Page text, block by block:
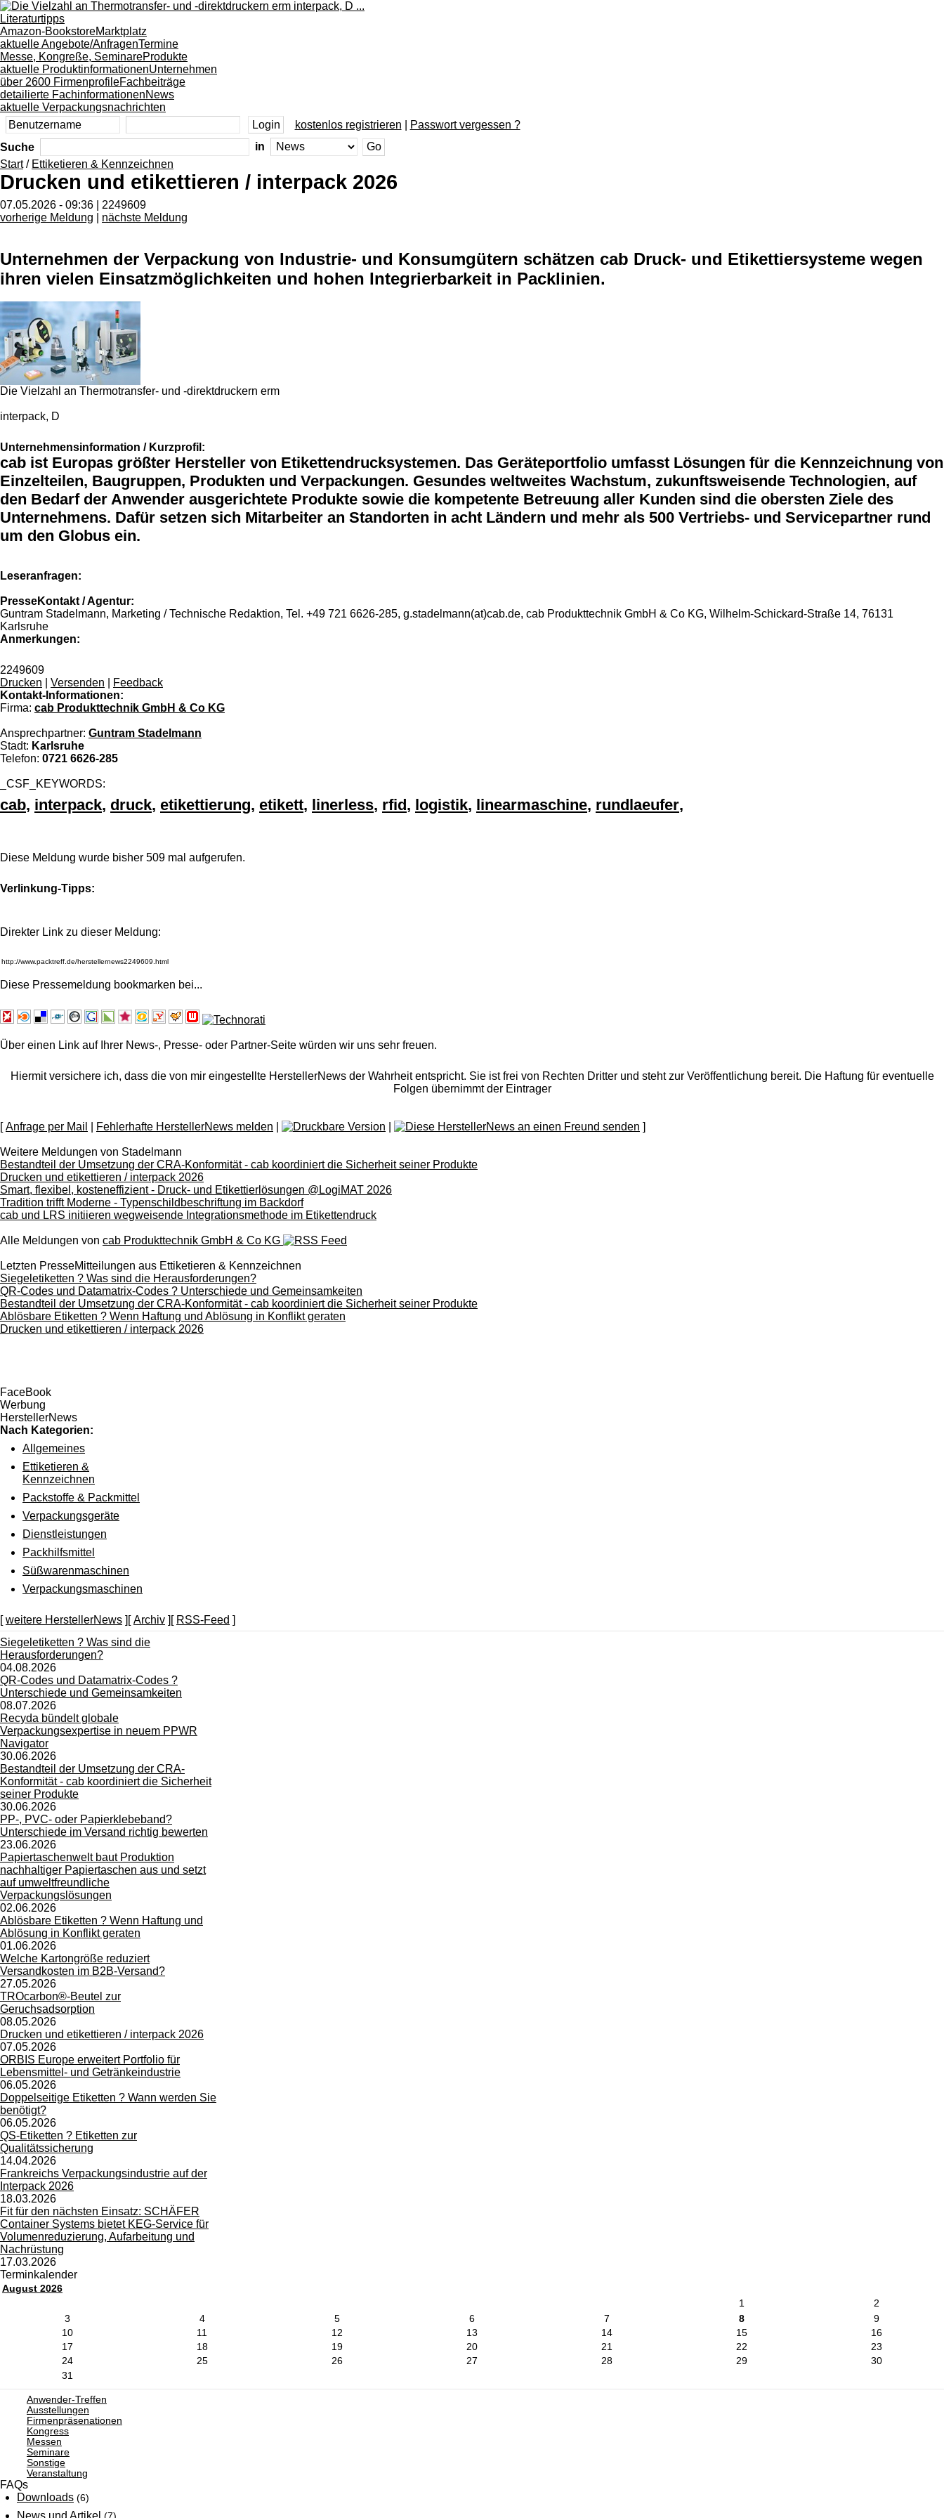
Literaturtipps
Amazon-BookstoreMarktplatz
aktuelle Angebote/AnfragenTermine
Messe, Kongreße, SeminareProdukte
aktuelle ProduktinformationenUnternehmen
über 2600 FirmenprofileFachbeiträge
detailierte FachinformationenNews
aktuelle Verpackungsnachrichten
kostenlos registrieren
Passwort vergessen ?
Suche
in
Start/ Ettiketieren & Kennzeichnen
Drucken und etikettieren / interpack 2026
07.05.2026 - 09:36 | 2249609
vorherige Meldung
nächste Meldung
Unternehmen der Verpackung von Industrie- und Konsumgütern schätzen cab Druck- und Etikettiersysteme wegen
ihren vielen Einsatzmöglichkeiten und hohen Integrierbarkeit in Packlinien.
Die Vielzahl an Thermotransfer- und -direktdruckern erm
interpack, D
Unternehmensinformation / Kurzprofil:
cab ist Europas größter Hersteller von Etikettendrucksystemen. Das Geräteportfolio umfasst Lösungen für die Kennzeichnung von
Einzelteilen, Baugruppen, Produkten und Verpackungen. Gesundes weltweites Wachstum, zukunftsweisende Technologien, auf
den Bedarf der Anwender ausgerichtete Produkte sowie die kompetente Betreuung aller Kunden sind die obersten Ziele des
Unternehmens. Dafür setzen sich Mitarbeiter an Standorten in acht Ländern und mehr als 500 Vertriebs- und Servicepartner rund
um den Globus ein.
Leseranfragen:
PresseKontakt / Agentur:
Guntram Stadelmann, Marketing / Technische Redaktion, Tel. +49 721 6626-285, g.stadelmann(at)cab.de, cab Produkttechnik GmbH & Co KG, Wilhelm-Schickard-Straße 14, 76131
Karlsruhe
Anmerkungen:
2249609
Drucken
Versenden
Feedback
Kontakt-Informationen:
Firma: cab Produkttechnik GmbH & Co KG
Ansprechpartner: Guntram Stadelmann
Stadt: Karlsruhe
Telefon: 0721 6626-285
_CSF_KEYWORDS:
cab, interpack, druck, etikettierung, etikett, linerless, rfid , logistik, linearmaschine, rundlaeufer,
Diese Meldung wurde bisher 509 mal aufgerufen.
Verlinkung-Tipps:
Direkter Link zu dieser Meldung:
Diese Pressemeldung bookmarken bei...
Über einen Link auf Ihrer News-, Presse- oder Partner-Seite würden wir uns sehr freuen.
Hiermit versichere ich, dass die von mir eingestellte HerstellerNews der Wahrheit entspricht. Sie ist frei von Rechten Dritter und steht zur Veröffentlichung bereit. Die Haftung für eventuelle
Folgen übernimmt der Eintrager
[Anfrage per Mail Fehlerhafte HerstellerNews melden ]
Weitere Meldungen von Stadelmann
Bestandteil der Umsetzung der CRA-Konformität - cab koordiniert die Sicherheit seiner Produkte
Drucken und etikettieren / interpack 2026
Smart, flexibel, kosteneffizient - Druck- und Etikettierlösungen @LogiMAT 2026
Tradition trifft Moderne - Typenschildbeschriftung im Backdorf
cab und LRS initiieren wegweisende Integrationsmethode im Etikettendruck
Alle Meldungen von cab Produkttechnik GmbH & Co KG
Letzten PresseMitteilungen aus Ettiketieren & Kennzeichnen
Siegeletiketten ? Was sind die Herausforderungen?
QR-Codes und Datamatrix-Codes ? Unterschiede und Gemeinsamkeiten
Bestandteil der Umsetzung der CRA-Konformität - cab koordiniert die Sicherheit seiner Produkte
Ablösbare Etiketten ? Wenn Haftung und Ablösung in Konflikt geraten
Drucken und etikettieren / interpack 2026
FaceBook
Werbung
HerstellerNews
Nach Kategorien:
Allgemeines
Ettiketieren &
Kennzeichnen
Packstoffe & Packmittel
Verpackungsgeräte
Dienstleistungen
Packhilfsmittel
Süßwarenmaschinen
Verpackungsmaschinen
[weitere HerstellerNews ][Archiv ][ RSS-Feed ]
Siegeletiketten ? Was sind die
Herausforderungen?
04.08.2026
QR-Codes und Datamatrix-Codes ?
Unterschiede und Gemeinsamkeiten
08.07.2026
Recyda bündelt globale
Verpackungsexpertise in neuem PPWR
Navigator
30.06.2026
Bestandteil der Umsetzung der CRA-
Konformität - cab koordiniert die Sicherheit
seiner Produkte
30.06.2026
PP-, PVC- oder Papierklebeband?
Unterschiede im Versand richtig bewerten
23.06.2026
Papiertaschenwelt baut Produktion
nachhaltiger Papiertaschen aus und setzt
auf umweltfreundliche
Verpackungslösungen
02.06.2026
Ablösbare Etiketten ? Wenn Haftung und
Ablösung in Konflikt geraten
01.06.2026
Welche Kartongröße reduziert
Versandkosten im B2B-Versand?
27.05.2026
TROcarbon®-Beutel zur
Geruchsadsorption
08.05.2026
Drucken und etikettieren / interpack 2026
07.05.2026
ORBIS Europe erweitert Portfolio für
Lebensmittel- und Getränkeindustrie
06.05.2026
Doppelseitige Etiketten ? Wann werden Sie
benötigt?
06.05.2026
QS-Etiketten ? Etiketten zur
Qualitätssicherung
14.04.2026
Frankreichs Verpackungsindustrie auf der
Interpack 2026
18.03.2026
Fit für den nächsten Einsatz: SCHÄFER
Container Systems bietet KEG-Service für
Volumenreduzierung, Aufarbeitung und
Nachrüstung
17.03.2026
Terminkalender
August 2026
1
2
3
4 5 6 7 8
9
10
11 12 13 14 15
16
17
18 19 20 21 22
23
24
25 26 27 28 29
30
31
Anwender-Treffen
Ausstellungen
Firmenpräsenationen
Kongress
Messen
Seminare
Sonstige
Veranstaltung
FAQs
Downloads (6)
News und Artikel